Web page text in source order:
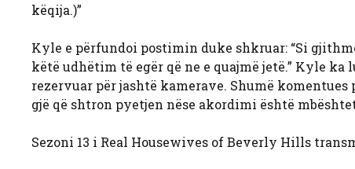
këqija.)”
Kyle e përfundoi postimin duke shkruar: “Si
këtë udhëtim të egër që ne e quajmë jetë.” Kyle
rezervuar për jashtë kamerave. Shumë
gjë që shtron pyetjen nëse akordimi është
Sezoni 13 i Real Housewives of Beverly Hills